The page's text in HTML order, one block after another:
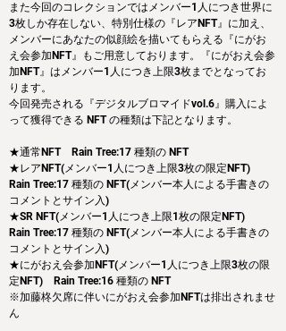
また今回のコレクションではメンバー1人につき世界に
3枚しか存在しない、特別仕様の『レアNFT』に加え、
メンバーにあなたの似顔絵を描いてもらえる『にがお
え会参加NFT』もご用意しております。『にがおえ会参
加NFT』はメンバー1人につき上限3枚までとなってお
ります。
今回発売される『デジタルブロマイドvol.6』購入によ
って獲得できる NFT の種類は下記となります。
★通常NFT　Rain Tree:17 種類の NFT
★レアNFT(メンバー1人につき上限3枚の限定NFT)
Rain Tree:17 種類の NFT(メンバー本人による手書きの
コメントとサイン入)
★SR NFT(メンバー1人につき上限1枚の限定NFT)
Rain Tree:17 種類の NFT(メンバー本人による手書きの
コメントとサイン入)
★にがおえ会参加NFT(メンバー1人につき上限3枚の限
定NFT)　Rain Tree:16 種類の NFT
※加藤柊欠席に伴いにがおえ会参加NFTは排出されませ
ん